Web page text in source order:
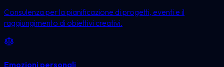
Consulenza per la pianificazione di progetti, eventi e il
raggiungimento di obiettivi creativi.
Emozioni personali